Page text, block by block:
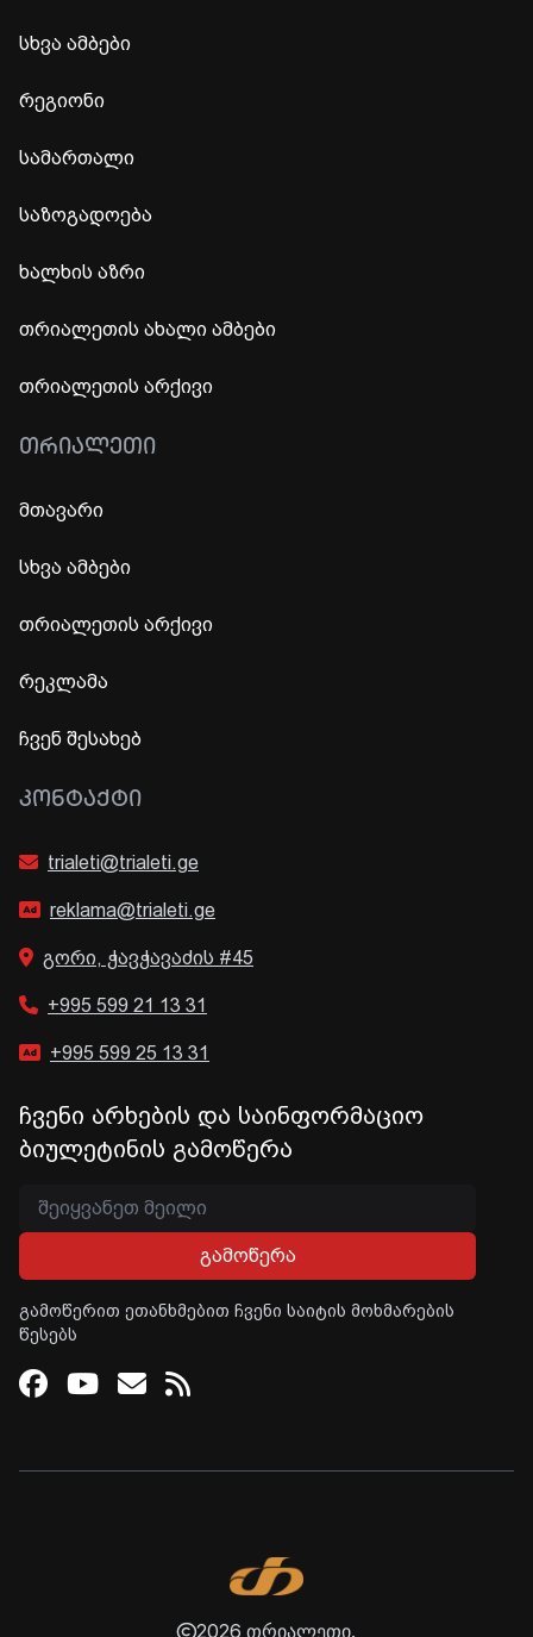
სხვა ამბები
რეგიონი
სამართალი
საზოგადოება
ხალხის აზრი
თრიალეთის ახალი ამბები
თრიალეთის არქივი
ᲗᲠᲘᲐᲚᲔᲗᲘ
მთავარი
სხვა ამბები
თრიალეთის არქივი
რეკლამა
ჩვენ შესახებ
ᲙᲝᲜᲢᲐᲥᲢᲘ
trialeti@trialeti.ge
reklama@trialeti.ge
გორი, ჭავჭავაძის #45
+995 599 21 13 31
+995 599 25 13 31
ჩვენი არხების და საინფორმაციო
ბიულეტინის გამოწერა
გამოწერა
გამოწერით ეთანხმებით ჩვენი საიტის მოხმარების
წესებს
Facebook
Youtube
Email
RSS
2026 თრიალეთი.